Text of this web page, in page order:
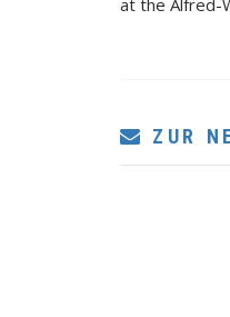
at the Alfred-
ZUR